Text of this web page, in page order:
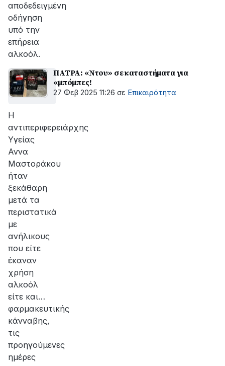
αποδεδειγμένη
οδήγηση
υπό την
επήρεια
αλκοόλ.
ΠΑΤΡΑ: «Ντου» σε καταστήματα για
«μπόμπες!
27 Φεβ 2025 11:26 σε Επικαιρότητα
Η
αντιπεριφερειάρχης
Υγείας
Αννα
Μαστοράκου
ήταν
ξεκάθαρη
μετά τα
περιστατικά
με
ανήλικους
που είτε
έκαναν
χρήση
αλκοόλ
είτε και…
φαρμακευτικής
κάνναβης,
τις
προηγούμενες
ημέρες